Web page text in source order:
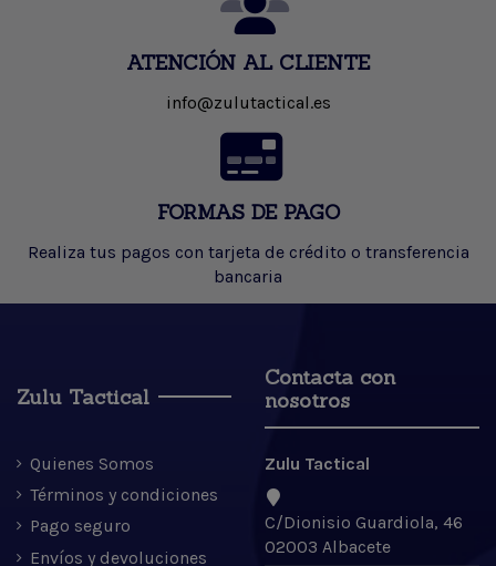
ATENCIÓN AL CLIENTE
info@zulutactical.es
FORMAS DE PAGO
Realiza tus pagos con tarjeta de crédito o transferencia
bancaria
Zulu Tactical
Quienes Somos
Términos y condiciones
Pago seguro
Envíos y devoluciones
Contacta con
nosotros
Zulu Tactical
C/Dionisio Guardiola, 46
02003 Albacete